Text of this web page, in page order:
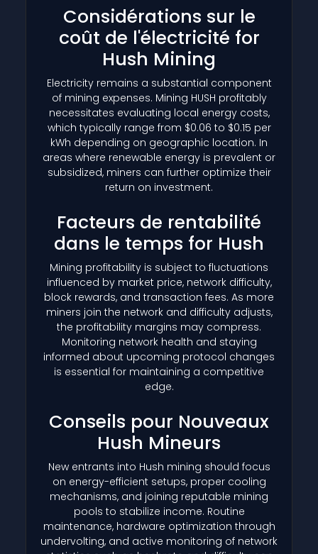
Considérations sur le
coût de l'électricité for
Hush Mining
Electricity remains a substantial component
of mining expenses. Mining HUSH profitably
necessitates evaluating local energy costs,
which typically range from $0.06 to $0.15 per
kWh depending on geographic location. In
areas where renewable energy is prevalent or
subsidized, miners can further optimize their
return on investment.
Facteurs de rentabilité
dans le temps for Hush
Mining profitability is subject to fluctuations
influenced by market price, network difficulty,
block rewards, and transaction fees. As more
miners join the network and difficulty adjusts,
the profitability margins may compress.
Monitoring network health and staying
informed about upcoming protocol changes
is essential for maintaining a competitive
edge.
Conseils pour Nouveaux
Hush Mineurs
New entrants into Hush mining should focus
on energy-efficient setups, proper cooling
mechanisms, and joining reputable mining
pools to stabilize income. Routine
maintenance, hardware optimization through
undervolting, and active monitoring of network